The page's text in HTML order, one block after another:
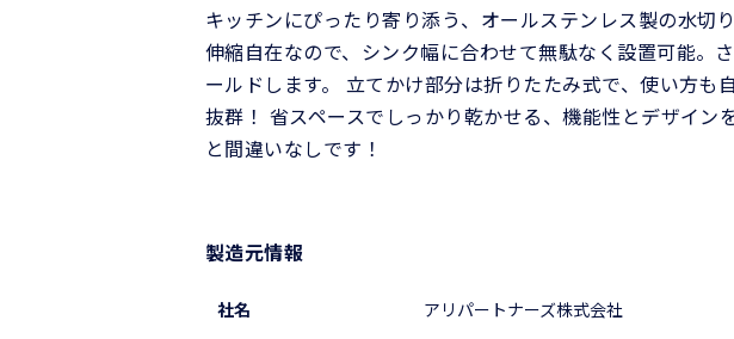
キッチンにぴったり寄り添う、オールステンレス製の水切
伸縮自在なので、シンク幅に合わせて無駄なく設置可能。
ールドします。 立てかけ部分は折りたたみ式で、使い方
抜群！ 省スペースでしっかり乾かせる、機能性とデザイ
と間違いなしです！
製造元情報
社名
アリパートナーズ株式会社